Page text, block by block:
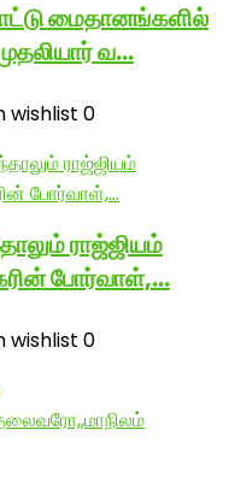
மைதானங்களில்
வ…
wishlist 0
ராஜ்ஜியம்
போர்வாள்,…
wishlist 0